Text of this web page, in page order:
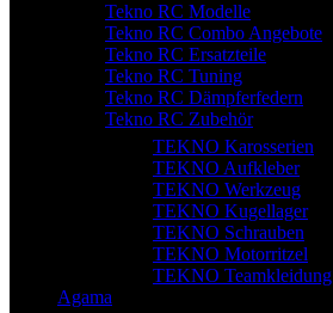
Tekno RC Modelle
Tekno RC Combo Angebote
Tekno RC Ersatzteile
Tekno RC Tuning
Tekno RC Dämpferfedern
Tekno RC Zubehör
TEKNO Karosserien
TEKNO Aufkleber
TEKNO Werkzeug
TEKNO Kugellager
TEKNO Schrauben
TEKNO Motorritzel
TEKNO Teamkleidung
Agama